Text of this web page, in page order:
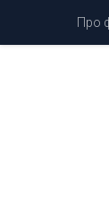
Skip to Про